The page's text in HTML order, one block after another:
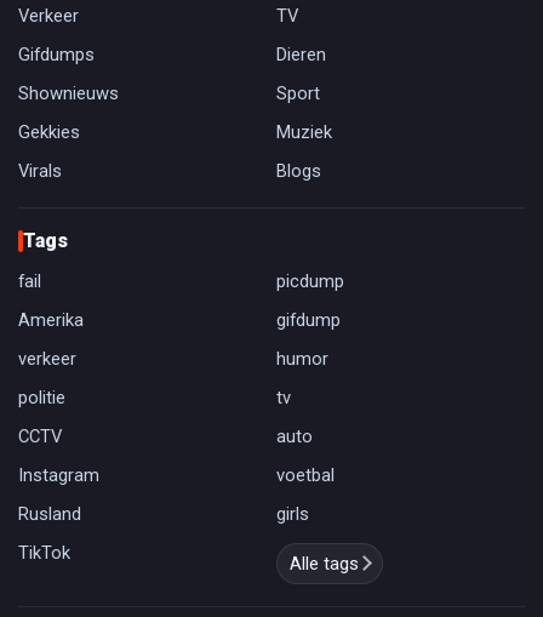
Verkeer
TV
Gifdumps
Dieren
Shownieuws
Sport
Gekkies
Muziek
Virals
Blogs
Tags
fail
picdump
Amerika
gifdump
verkeer
humor
politie
tv
CCTV
auto
Instagram
voetbal
Rusland
girls
TikTok
Alle tags